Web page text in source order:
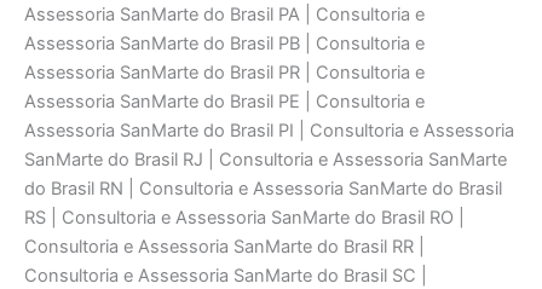
Assessoria SanMarte do Brasil PA | Consultoria e
Assessoria SanMarte do Brasil PB | Consultoria e
Assessoria SanMarte do Brasil PR | Consultoria e
Assessoria SanMarte do Brasil PE | Consultoria e
Assessoria SanMarte do Brasil PI | Consultoria e Assessoria
SanMarte do Brasil RJ | Consultoria e Assessoria SanMarte
do Brasil RN | Consultoria e Assessoria SanMarte do Brasil
RS | Consultoria e Assessoria SanMarte do Brasil RO |
Consultoria e Assessoria SanMarte do Brasil RR |
Consultoria e Assessoria SanMarte do Brasil SC |